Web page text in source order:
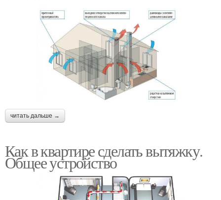
читать дальше →
Как в квартире сделать вытяжку.
Общее устройство